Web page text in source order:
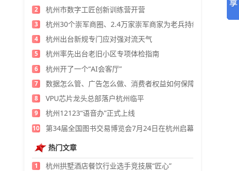
2 杭州市数字工匠创新训练营开营
3 杭州30个崇军商圈、2.4万家崇军商家为老兵持续发福利
4 杭州出台新规专门应对强对流天气
5 杭州率先出台老旧小区专项体检指南
6 杭州开了一个“AI会客厅”
7 数据怎么管、广告怎么做、消费者权益如何保障？
8 VPU芯片龙头总部落户杭州临平
9 杭州12123“语音办”正式上线
10
第34届全国图书交易博览会7月24日在杭州启幕
热门文章
1 杭州拱墅酒店餐饮行业选手竞技展“匠心”